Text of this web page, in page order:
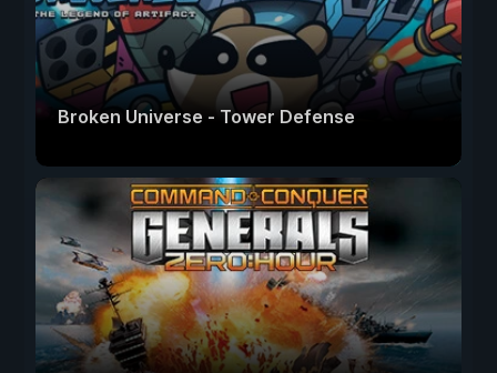
Broken Universe - Tower Defense